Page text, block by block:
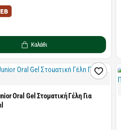
Καλάθι
Oral Gel Στοματική Γέλη Για